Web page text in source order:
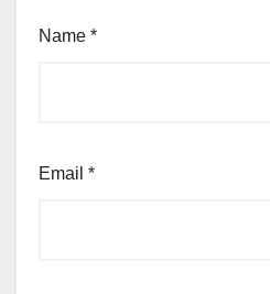
Name *
Email *